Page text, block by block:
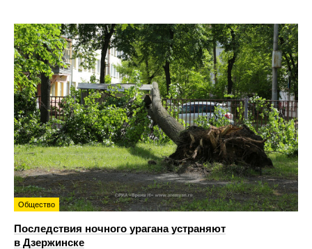
Общество
Последствия ночного урагана устраняют
в Дзержинске